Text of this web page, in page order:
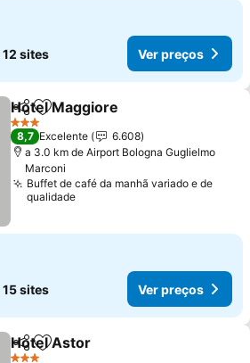
12 sites Ver preços
PartilharAdicionar aos favoritos
Hotel Maggiore
3 Estrelas
8,7 Excelente
6.608
a 3.0 km de Airport Bologna Guglielmo
Marconi
Buffet de café da manhã variado e de
qualidade
15 sites Ver preços
PartilharAdicionar aos favoritos
Hotel Astor